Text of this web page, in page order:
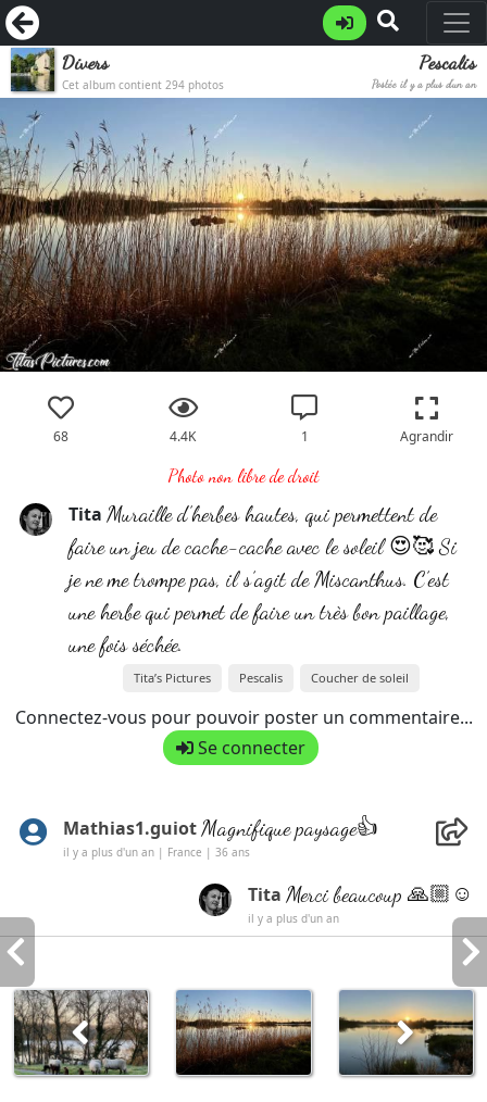
Divers
Cet album contient 294 photos
Pescalis
Postée il y a plus d'un an
68 4.4K 1 Agrandir
Photo non libre de droit
Tita Muraille d’herbes hautes, qui permettent de
faire un jeu de cache-cache avec le soleil 😍🥰 Si
je ne me trompe pas, il s’agit de Miscanthus. C’est
une herbe qui permet de faire un très bon paillage,
une fois séchée.
Tita’s Pictures Pescalis Coucher de soleil
Connectez-vous pour pouvoir poster un commentaire...
Se connecter
Mathias1.guiotMagnifique paysage👍
il y a plus d'un an | France | 36 ans
Tita Merci beaucoup 🙏🏼☺️
il y a plus d'un an